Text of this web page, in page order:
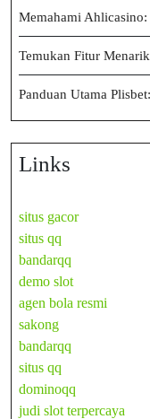
Memahami
Temukan Fitur
Panduan Utama
Links
situs gacor
situs qq
bandarqq
demo slot
agen bola resmi
sakong
bandarqq
situs qq
dominoqq
judi slot terpercaya